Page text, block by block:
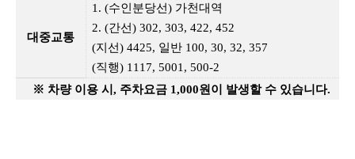
대중교통
1. (수인분당선) 가천대역
2. (간선) 302, 303, 422, 452
(지선) 4425, 일반100, 30, 32, 357
(직행) 1117, 5001, 500-2
※ 차량 이용 시, 주차요금 1,000원이 발생할 수 있습니다.